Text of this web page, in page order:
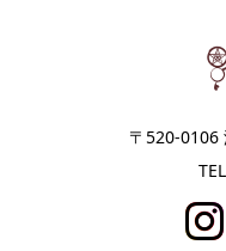
〒520-0106